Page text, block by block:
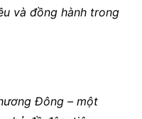
và đồng hành trong
Đông – một